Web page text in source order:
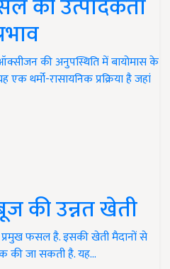
की अनुपस्थिति में बायोमास के
एक थर्मो-रासायनिक प्रक्रिया है जहां
की उन्नत खेती
फसल है. इसकी खेती मैदानों से
की जा सकती है. यह…